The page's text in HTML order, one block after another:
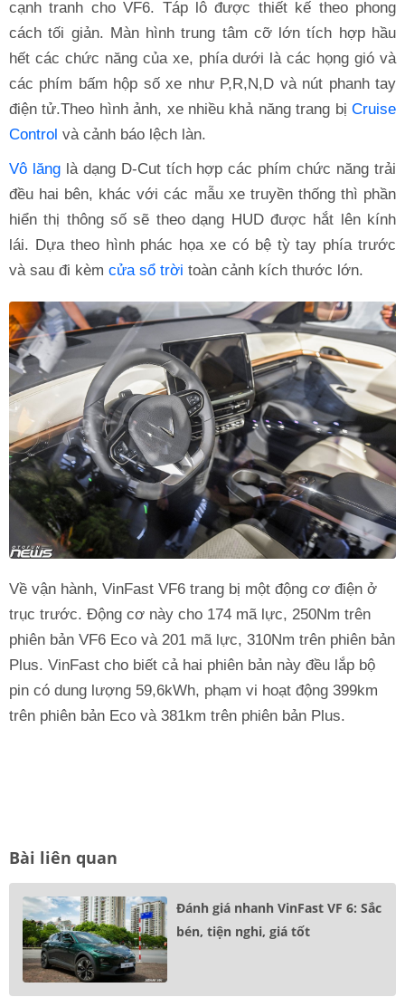
cạnh tranh cho VF6. Táp lô được thiết kế theo phong
cách tối giản. Màn hình trung tâm cỡ lớn tích hợp hầu
hết các chức năng của xe, phía dưới là các họng gió và
các phím bấm hộp số xe như P,R,N,D và nút phanh tay
điện tử.Theo hình ảnh, xe nhiều khả năng trang bị Cruise
Control và cảnh báo lệch làn.
Vô lănglà dạng D-Cut tích hợp các phím chức năng trải
đều hai bên, khác với các mẫu xe truyền thống thì phần
hiển thị thông số sẽ theo dạng HUD được hắt lên kính
lái. Dựa theo hình phác họa xe có bệ tỳ tay phía trước
và sau đi kèm cửa sổ trời toàn cảnh kích thước lớn.
Về vận hành, VinFast VF6 trang bị một động cơ điện ở
trục trước. Động cơ này cho 174 mã lực, 250Nm trên
phiên bản VF6 Eco và 201 mã lực, 310Nm trên phiên bản
Plus. VinFast cho biết cả hai phiên bản này đều lắp bộ
pin có dung lượng 59,6kWh, phạm vi hoạt động 399km
trên phiên bản Eco và 381km trên phiên bản Plus.
Bài liên quan
Đánh giá nhanh VinFast VF 6: Sắc
bén, tiện nghi, giá tốt